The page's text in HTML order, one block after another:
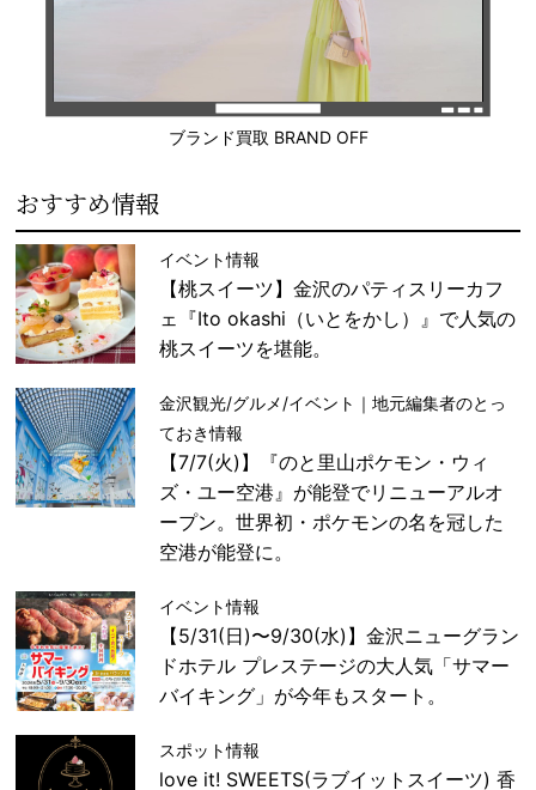
ブランド買取 BRAND OFF
おすすめ情報
イベント情報
【桃スイーツ】金沢のパティスリーカフ
ェ『Ito okashi（いとをかし）』で人気の
桃スイーツを堪能。
金沢観光/グルメ/イベント｜地元編集者のとっ
ておき情報
【7/7(火)】『のと里山ポケモン・ウィ
ズ・ユー空港』が能登でリニューアルオ
ープン。世界初・ポケモンの名を冠した
空港が能登に。
イベント情報
【5/31(日)〜9/30(水)】金沢ニューグラン
ドホテル プレステージの大人気「サマー
バイキング」が今年もスタート。
スポット情報
love it! SWEETS(ラブイットスイーツ) 香